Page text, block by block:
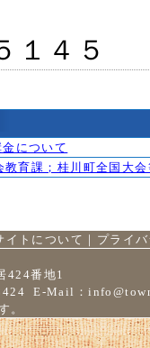
１４５
について
育課；桂川町全国大
イトについて ｜ プライ
424番地1
E-Mail：
。